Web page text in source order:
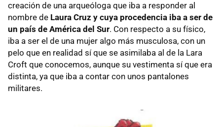
creación de una arqueóloga que iba a responder al
nombre de Laura Cruz y cuya procedencia iba a ser de
un país de América del Sur. Con respecto a su físico,
iba a ser el de una mujer algo más musculosa, con un
pelo que en realidad sí que se asimilaba al de la Lara
Croft que conocemos, aunque su vestimenta sí que era
distinta, ya que iba a contar con unos pantalones
militares.